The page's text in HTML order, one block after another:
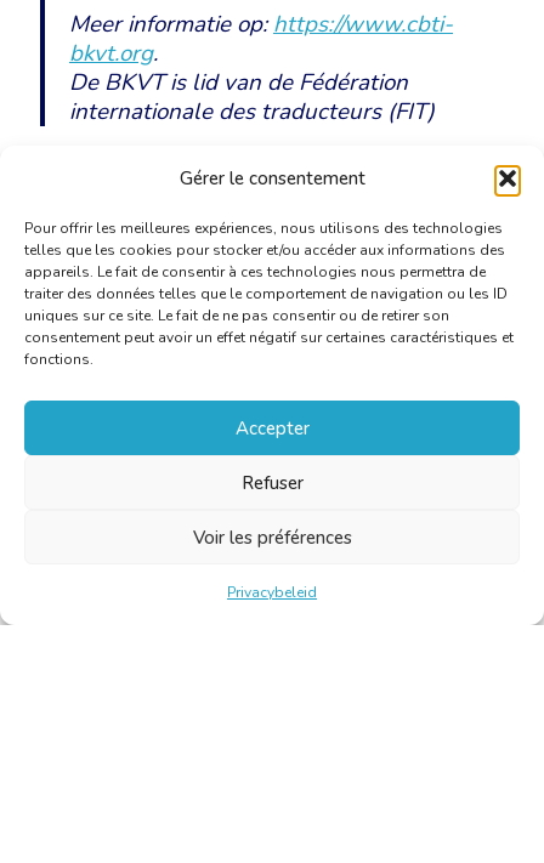
Gérer le consentement
Pour offrir les meilleures expériences, nous utilisons des technologies
telles que les cookies pour stocker et/ou accéder aux informations des
appareils. Le fait de consentir à ces technologies nous permettra de
traiter des données telles que le comportement de navigation ou les ID
uniques sur ce site. Le fait de ne pas consentir ou de retirer son
consentement peut avoir un effet négatif sur certaines caractéristiques et
fonctions.
Accepter
Refuser
Voir les préférences
Privacybeleid
Meer informatie op:https://www.cbti-
bkvt.org.
De BKVT is lid van de Fédération
internationale des traducteurs (FIT)
Download het persbericht